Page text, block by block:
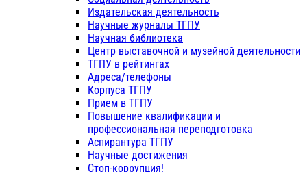
Издательская деятельность
Научные журналы ТГПУ
Научная библиотека
Центр выставочной и музейной деятельности
ТГПУ в рейтингах
Адреса/телефоны
Корпуса ТГПУ
Прием в ТГПУ
Повышение квалификации и
профессиональная переподготовка
Аспирантура ТГПУ
Научные достижения
Стоп-коррупция!